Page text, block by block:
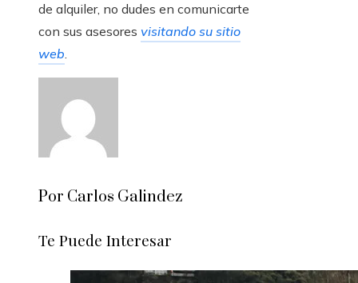
de alquiler, no dudes en comunicarte
con sus asesores visitando su sitio
web.
Por Carlos Galindez
Te Puede Interesar